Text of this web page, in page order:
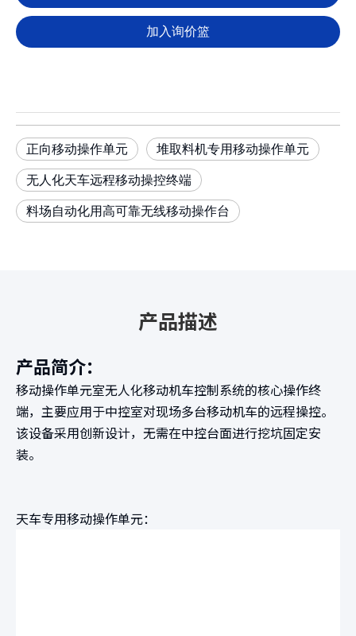
加入询价篮
正向移动操作单元 堆取料机专用移动操作单元
无人化天车远程移动操控终端
料场自动化用高可靠无线移动操作台
产品描述
产品简介：
移动操作单元室无人化移动机车控制系统的核心操作终
端，主要应用于中控室对现场多台移动机车的远程操控。
该设备采用创新设计，无需在中控台面进行挖坑固定安
装。
天车专用移动操作单元：